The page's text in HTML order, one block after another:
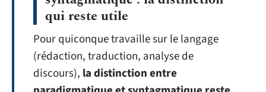
qui reste utile
Pour quiconque travaille sur le langage
(rédaction, traduction, analyse de
discours), la distinction entre